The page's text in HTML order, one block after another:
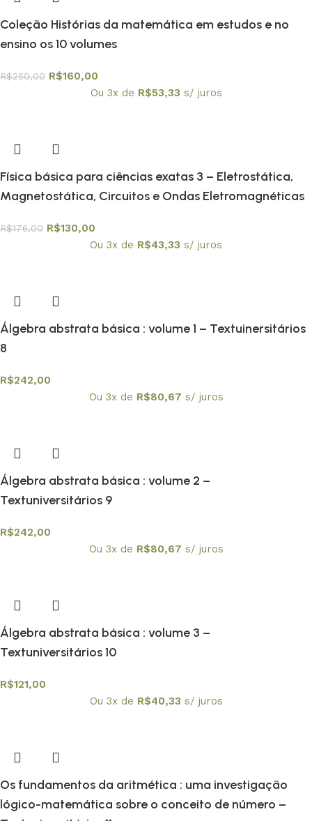
Coleção Histórias da matemática em estudos e no
ensino os 10 volumes
R$250,00 R$160,00
Ou 3x de R$53,33 s/ juros
Física básica para ciências exatas 3 – Eletrostática,
Magnetostática, Circuitos e Ondas Eletromagnéticas
R$176,00 R$130,00
Ou 3x de R$43,33 s/ juros
Álgebra abstrata básica : volume 1 – Textuinersitários
8
R$242,00
Ou 3x de R$80,67 s/ juros
Álgebra abstrata básica : volume 2 –
Textuniversitários 9
R$242,00
Ou 3x de R$80,67 s/ juros
Álgebra abstrata básica : volume 3 –
Textuniversitários 10
R$121,00
Ou 3x de R$40,33 s/ juros
Os fundamentos da aritmética : uma investigação
lógico-matemática sobre o conceito de número –